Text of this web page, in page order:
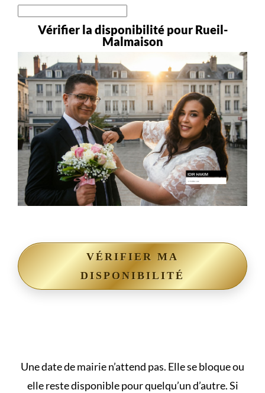
Vérifier la disponibilité pour Rueil-
Malmaison
VÉRIFIER MA
DISPONIBILITÉ
Une date de mairie n’attend pas. Elle se bloque ou
elle reste disponible pour quelqu’un d’autre. Si